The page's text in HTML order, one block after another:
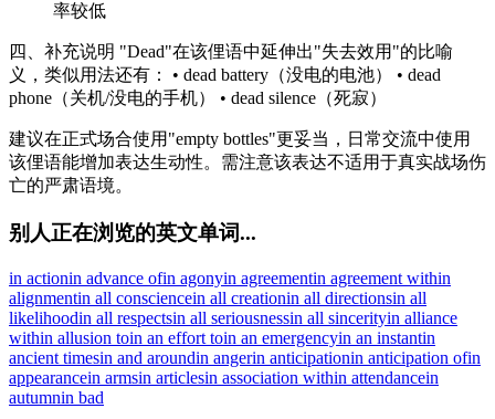
率较低
四、补充说明 "Dead"在该俚语中延伸出"失去效用"的比喻
义，类似用法还有： • dead battery（没电的电池） • dead
phone（关机/没电的手机） • dead silence（死寂）
建议在正式场合使用"empty bottles"更妥当，日常交流中使用
该俚语能增加表达生动性。需注意该表达不适用于真实战场伤
亡的严肃语境。
别人正在浏览的英文单词...
in actionin advance ofin agonyin agreementin agreement within
alignmentin all consciencein all creationin all directionsin all
likelihoodin all respectsin all seriousnessin all sincerityin alliance
within allusion toin an effort toin an emergencyin an instantin
ancient timesin and aroundin angerin anticipationin anticipation ofin
appearancein armsin articlesin association within attendancein
autumnin bad